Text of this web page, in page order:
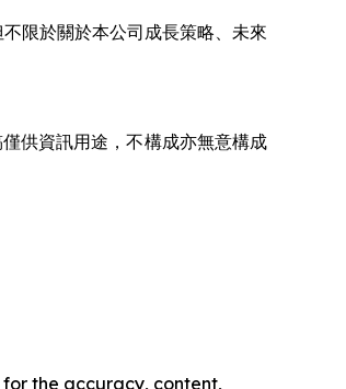
限於關於本公司成長策略、未來
供資訊用途，不構成亦無意構成
the accuracy, content,